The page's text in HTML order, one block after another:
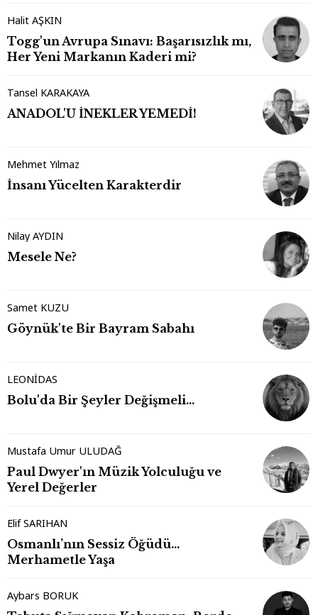
Halit AŞKIN
Togg'un Avrupa Sınavı: Başarısızlık mı,
Her Yeni Markanın Kaderi mi?
Tansel KARAKAYA
ANADOL'U İNEKLER YEMEDİ!
Mehmet Yılmaz
İnsanı Yücelten Karakterdir
Nilay AYDIN
Mesele Ne?
Samet KUZU
Göynük'te Bir Bayram Sabahı
LEONİDAS
Bolu'da Bir Şeyler Değişmeli…
Mustafa Umur ULUDAĞ
Paul Dwyer'ın Müzik Yolculuğu ve
Yerel Değerler
Elif SARIHAN
Osmanlı’nın Sessiz Öğüdü…
Merhametle Yaşa
Aybars BORUK